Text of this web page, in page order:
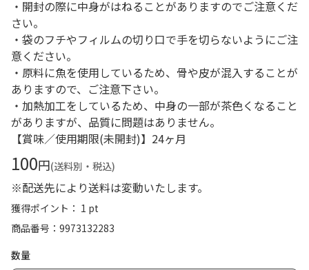
・開封の際に中身がはねることがありますのでご注意くだ
さい。
・袋のフチやフィルムの切り口で手を切らないようにご注
意ください。
・原料に魚を使用しているため、骨や皮が混入することが
ありますので、ご注意下さい。
・加熱加工をしているため、中身の一部が茶色くなること
がありますが、品質に問題はありません。
【賞味／使用期限(未開封)】24ヶ月
100円(送料別・税込)
※配送先により送料は変動いたします。
獲得ポイント： 1 pt
商品番号
9973132283
数量